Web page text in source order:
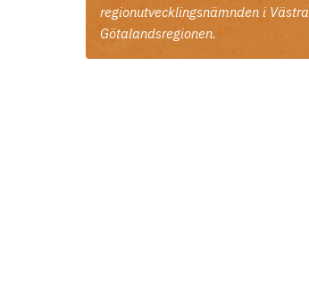
regionutvecklingsnämnden i Västra
Götalandsregionen.